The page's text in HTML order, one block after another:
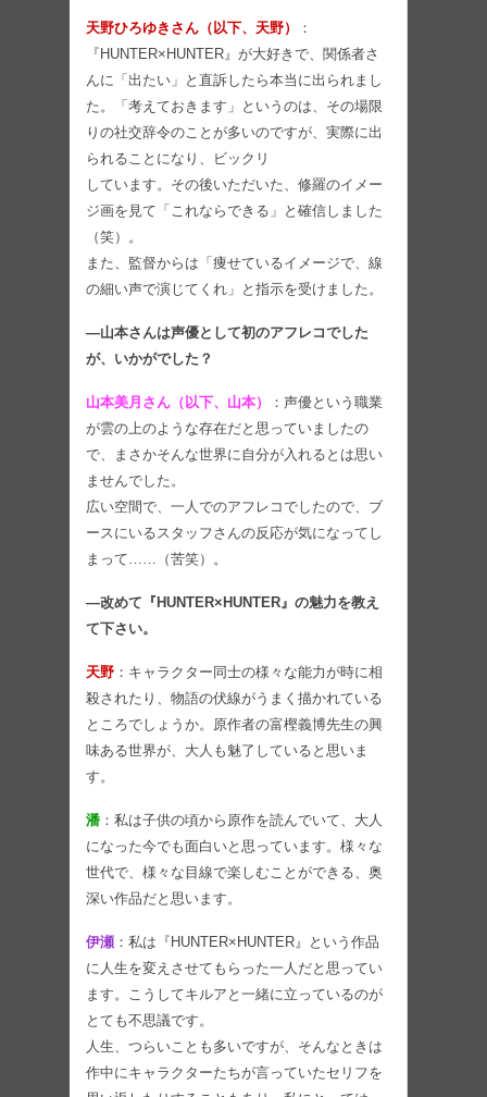
天野ひろゆきさん（以下、天野）
：
『HUNTER×HUNTER』が大好きで、関係者さ
んに「出たい」と直訴したら本当に出られまし
た。「考えておきます」というのは、その場限
りの社交辞令のことが多いのですが、実際に出
られることになり、ビックリ
しています。その後いただいた、修羅のイメー
ジ画を見て「これならできる」と確信しました
（笑）。
また、監督からは「痩せているイメージで、線
の細い声で演じてくれ」と指示を受けました。
―山本さんは声優として初のアフレコでした
が、いかがでした？
山本美月さん（以下、山本）
：声優という職業
が雲の上のような存在だと思っていましたの
で、まさかそんな世界に自分が入れるとは思い
ませんでした。
広い空間で、一人でのアフレコでしたので、ブ
ースにいるスタッフさんの反応が気になってし
まって……（苦笑）。
―改めて『HUNTER×HUNTER』の魅力を教え
て下さい。
天野 ：キャラクター同士の様々な能力が時に相
殺されたり、物語の伏線がうまく描かれている
ところでしょうか。原作者の富樫義博先生の興
味ある世界が、大人も魅了していると思いま
す。
潘 ：私は子供の頃から原作を読んでいて、大人
になった今でも面白いと思っています。様々な
世代で、様々な目線で楽しむことができる、奥
深い作品だと思います。
伊瀬 ：私は『HUNTER×HUNTER』という作品
に人生を変えさせてもらった一人だと思ってい
ます。こうしてキルアと一緒に立っているのが
とても不思議です。
人生、つらいことも多いですが、そんなときは
作中にキャラクターたちが言っていたセリフを